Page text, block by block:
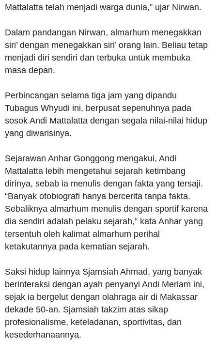
Mattalatta telah menjadi warga dunia,” ujar Nirwan.
Dalam pandangan Nirwan, almarhum menegakkan
siri’ dengan menegakkan siri’ orang lain. Beliau tetap
menjadi diri sendiri dan terbuka untuk membuka
masa depan.
Perbincangan selama tiga jam yang dipandu
Tubagus Whyudi ini, berpusat sepenuhnya pada
sosok Andi Mattalatta dengan segala nilai-nilai hidup
yang diwarisinya.
Sejarawan Anhar Gonggong mengakui, Andi
Mattalatta lebih mengetahui sejarah ketimbang
dirinya, sebab ia menulis dengan fakta yang tersaji.
“Banyak otobiografi hanya bercerita tanpa fakta.
Sebaliknya almarhum menulis dengan sportif karena
dia sendiri adalah pelaku sejarah,” kata Anhar yang
tersentuh oleh kalimat almarhum perihal
ketakutannya pada kematian sejarah.
Saksi hidup lainnya Sjamsiah Ahmad, yang banyak
berinteraksi dengan ayah penyanyi Andi Meriam ini,
sejak ia bergelut dengan olahraga air di Makassar
dekade 50-an. Sjamsiah takzim atas sikap
profesionalisme, keteladanan, sportivitas, dan
kesederhanaannya.